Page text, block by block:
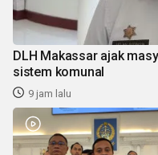
DLH Makassar ajak
sistem komunal
9 jam lalu